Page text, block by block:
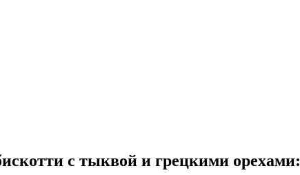
с тыквой и грецкими орехами: